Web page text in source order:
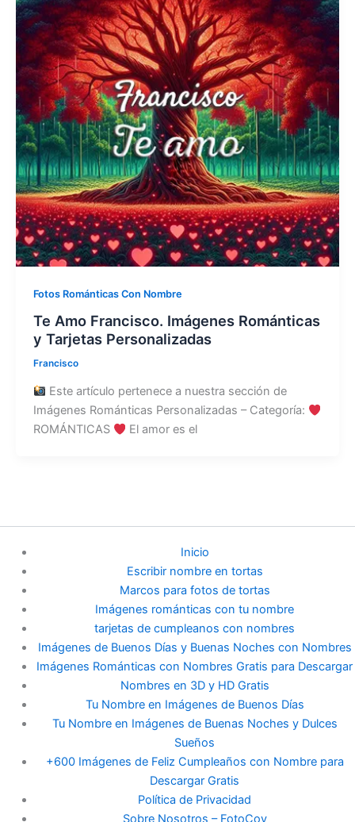
Fotos Románticas Con Nombre
Te Amo Francisco. Imágenes Románticas
y Tarjetas Personalizadas
Francisco
Este artículo pertenece a nuestra sección de
Imágenes Románticas Personalizadas – Categoría:
ROMÁNTICAS
El amor es el
Inicio
Escribir nombre en tortas
Marcos para fotos de tortas
Imágenes románticas con tu nombre
tarjetas de cumpleanos con nombres
Imágenes de Buenos Días y Buenas Noches con Nombres
Imágenes Románticas con Nombres Gratis para Descargar
Nombres en 3D y HD Gratis
Tu Nombre en Imágenes de Buenos Días
Tu Nombre en Imágenes de Buenas Noches y Dulces
Sueños
+600 Imágenes de Feliz Cumpleaños con Nombre para
Descargar Gratis
Política de Privacidad
Sobre Nosotros – FotoCov